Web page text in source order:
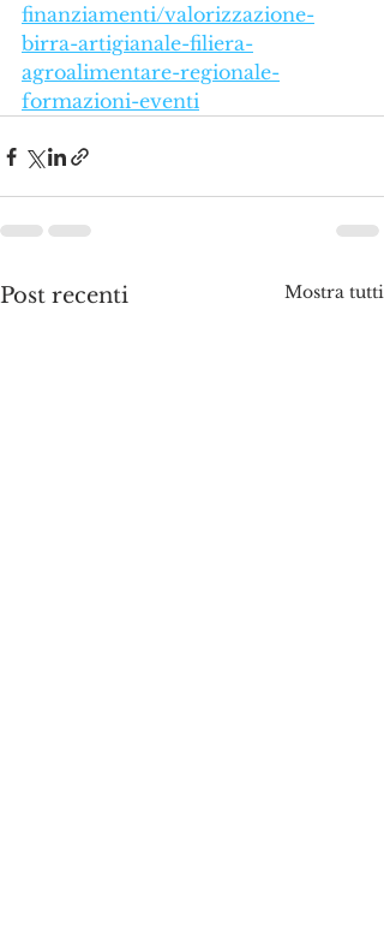
finanziamenti/valorizzazione-
birra-artigianale-filiera-
agroalimentare-regionale-
formazioni-eventi
Post recenti Mostra tutti